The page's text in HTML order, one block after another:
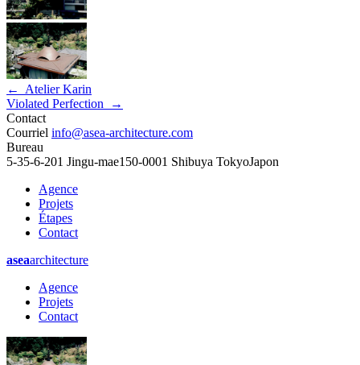
←
Atelier Karin
Violated Perfection
→
Contact
Courriel info@asea-architecture.com
Bureau
5-35-6-201 Jingu-mae150-0001 Shibuya TokyoJapon
Agence
Projets
Étapes
Contact
aseaarchitecture
Agence
Projets
Contact